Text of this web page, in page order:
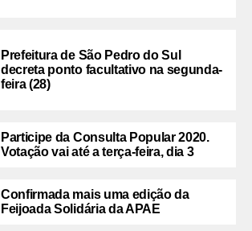
Prefeitura de São Pedro do Sul
decreta ponto facultativo na segunda-
feira (28)
Participe da Consulta Popular 2020.
Votação vai até a terça-feira, dia 3
Confirmada mais uma edição da
Feijoada Solidária da APAE